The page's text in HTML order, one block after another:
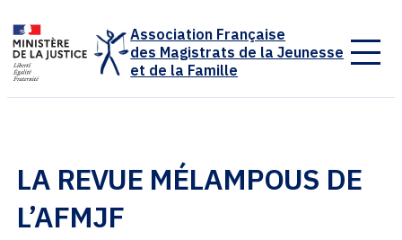
Association Française
des Magistrats de la Jeunesse
et de la Famille
LA REVUE MÉLAMPOUS DE
L’AFMJF